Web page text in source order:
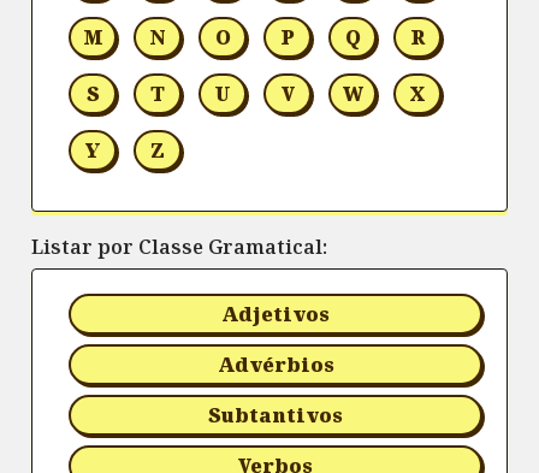
M N O P Q R
S T U V W X
Y Z
Listar por Classe Gramatical:
Adjetivos
Advérbios
Subtantivos
Verbos